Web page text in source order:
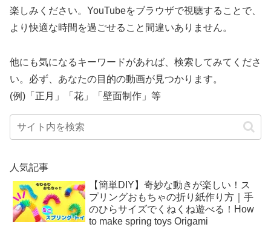
楽しみください。YouTubeをブラウザで視聴することで、
より快適な時間を過ごせること間違いありません。
他にも気になるキーワードがあれば、検索してみてくださ
い。必ず、あなたの目的の動画が見つかります。
(例)「正月」「花」「壁面制作」等
人気記事
【簡単DIY】奇妙な動きが楽しい！ス
プリングおもちゃの折り紙作り方｜手
のひらサイズでくねくね遊べる！How
to make spring toys Origami